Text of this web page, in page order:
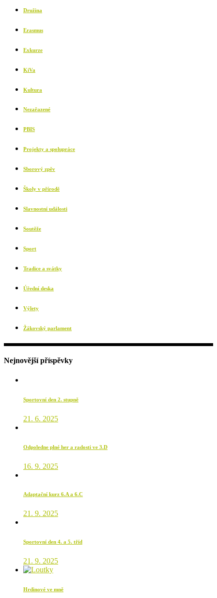
Družina
Erasmus
Exkurze
KiVa
Kultura
Nezařazené
PBIS
Projekty a spolupráce
Sborový zpěv
Školy v přírodě
Slavnostní události
Soutěže
Sport
Tradice a svátky
Úřední deska
Výlety
Žákovský parlament
Nejnovější příspěvky
Sportovní den 2. stupně
21. 6. 2025
Odpoledne plné her a radosti ve 3.D
16. 9. 2025
Adaptační kurz 6.A a 6.C
21. 9. 2025
Sportovní den 4. a 5. tříd
21. 9. 2025
Hrdinové ve mně